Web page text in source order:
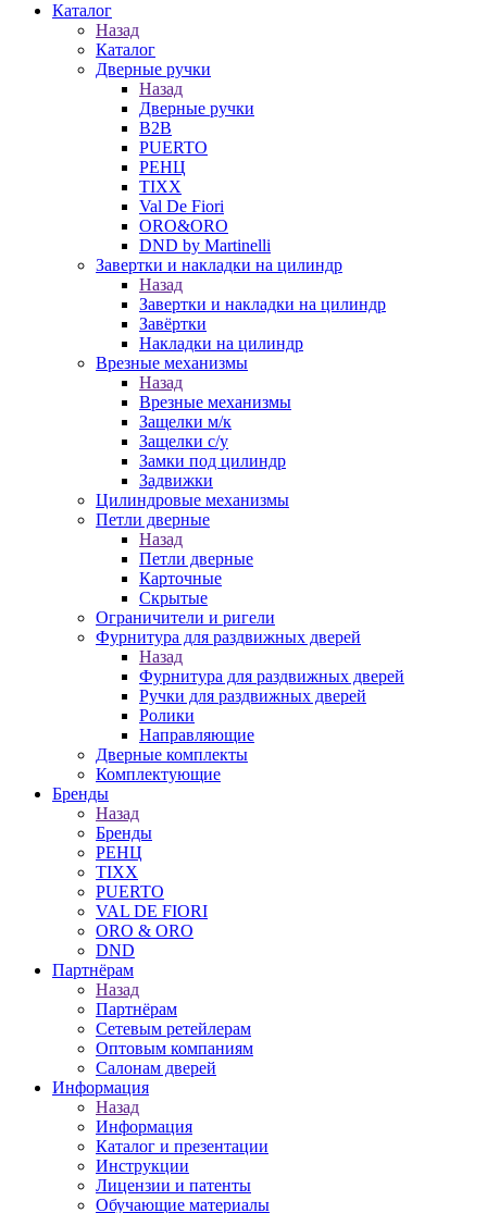
Каталог
Назад
Каталог
Дверные ручки
Назад
Дверные ручки
B2B
PUERTO
РЕНЦ
TIXX
Val De Fiori
ORO&ORO
DND by Martinelli
Завертки и накладки на цилиндр
Назад
Завертки и накладки на цилиндр
Завёртки
Накладки на цилиндр
Врезные механизмы
Назад
Врезные механизмы
Защелки м/к
Защелки с/у
Замки под цилиндр
Задвижки
Цилиндровые механизмы
Петли дверные
Назад
Петли дверные
Карточные
Скрытые
Ограничители и ригели
Фурнитура для раздвижных дверей
Назад
Фурнитура для раздвижных дверей
Ручки для раздвижных дверей
Ролики
Направляющие
Дверные комплекты
Комплектующие
Бренды
Назад
Бренды
РЕНЦ
TIXX
PUERTO
VAL DE FIORI
ORO & ORO
DND
Партнёрам
Назад
Партнёрам
Сетевым ретейлерам
Оптовым компаниям
Салонам дверей
Информация
Назад
Информация
Каталог и презентации
Инструкции
Лицензии и патенты
Обучающие материалы